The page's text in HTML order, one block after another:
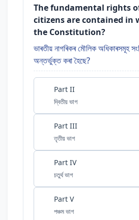
The fundamental rights
citizens are contained in
the Constitution?
ভাৰতীয় নাগৰিকৰ মৌলিক অধিকাৰসমূহ
অন্তৰ্ভুক্ত কৰা হৈছে?
Part II
দ্বিতীয় ভাগ
Part III
তৃতীয় ভাগ
Part IV
চতুৰ্থ ভাগ
Part V
পঞ্চম ভাগ